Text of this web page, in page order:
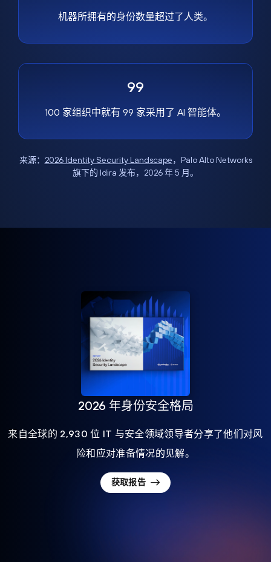
机器所拥有的身份数量超过了人类。
99
100 家组织中就有 99 家采用了 AI 智能体。
来源： 2026 Identity Security Landscape，Palo Alto Networks
旗下的 Idira 发布，2026 年 5 月。
2026 年身份安全格局
来自全球的 2,930 位 IT 与安全领域领导者分享了他们对风
险和应对准备情况的见解。
获取报告